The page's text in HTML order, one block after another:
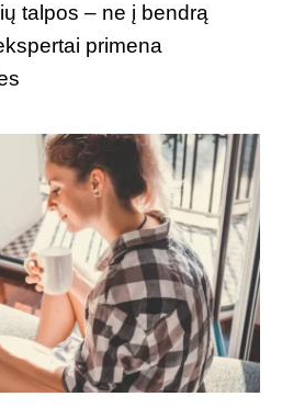
talpos – ne į bendrą
primena